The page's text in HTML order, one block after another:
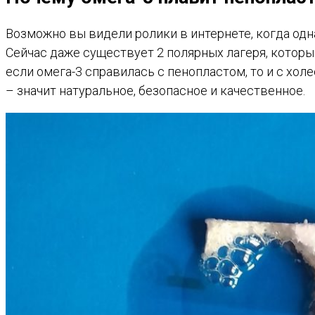
Возможно вы видели ролики в интернете, когда
Сейчас даже существует 2 полярных лагеря,
если омега-3 справилась с пенопластом, то и с
– значит натуральное, безопасное и качественное.